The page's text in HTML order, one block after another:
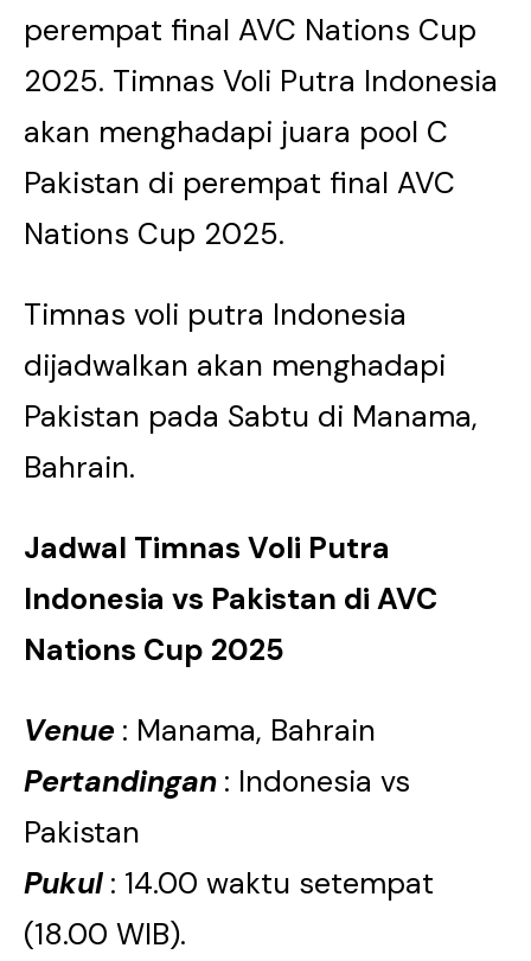
perempat final AVC Nations Cup
2025. Timnas Voli Putra Indonesia
akan menghadapi juara pool C
Pakistan di perempat final AVC
Nations Cup 2025.
Timnas voli putra Indonesia
dijadwalkan akan menghadapi
Pakistan pada Sabtu di Manama,
Bahrain.
Jadwal Timnas Voli Putra
Indonesia vs Pakistan di AVC
Nations Cup 2025
Venue : Manama, Bahrain
Pertandingan : Indonesia vs
Pakistan
Pukul : 14.00 waktu setempat
(18.00 WIB).